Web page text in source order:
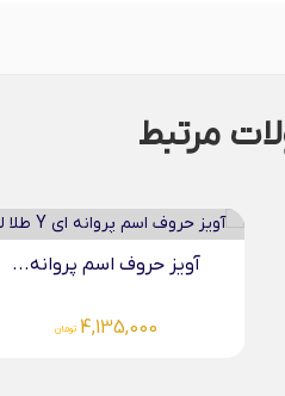
مرتبط
پلاک طلا اسم شهاب...
14,101,000 تومان